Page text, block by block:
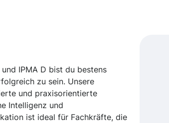
IPMA D bist du bestens
zu sein. Unsere
und praxisorientierte
Intelligenz und
ist ideal für Fachkräfte, die